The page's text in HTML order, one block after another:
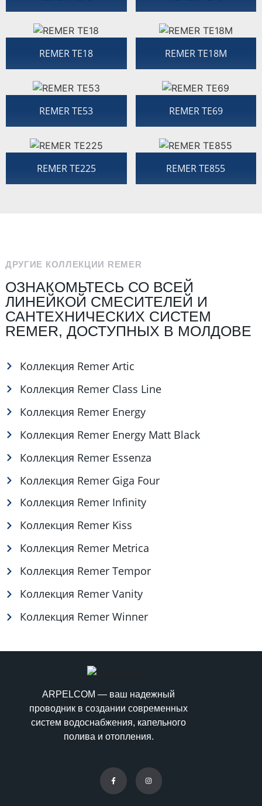
REMER TE18 REMER TE18M
REMER TE53 REMER TE69
REMER TE225 REMER TE855
ДРУГИЕ КОЛЛЕКЦИИ REMER
ОЗНАКОМЬТЕСЬ СО ВСЕЙ
ЛИНЕЙКОЙ СМЕСИТЕЛЕЙ И
САНТЕХНИЧЕСКИХ СИСТЕМ
REMER, ДОСТУПНЫХ В МОЛДОВЕ
Коллекция Remer Artic
Коллекция Remer Class Line
Коллекция Remer Energy
Коллекция Remer Energy Matt Black
Коллекция Remer Essenza
Коллекция Remer Giga Four
Коллекция Remer Infinity
Коллекция Remer Kiss
Коллекция Remer Metrica
Коллекция Remer Tempor
Коллекция Remer Vanity
Коллекция Remer Winner
ARPELCOM — ваш надежный
проводник в создании современных
систем водоснабжения, капельного
полива и отопления.